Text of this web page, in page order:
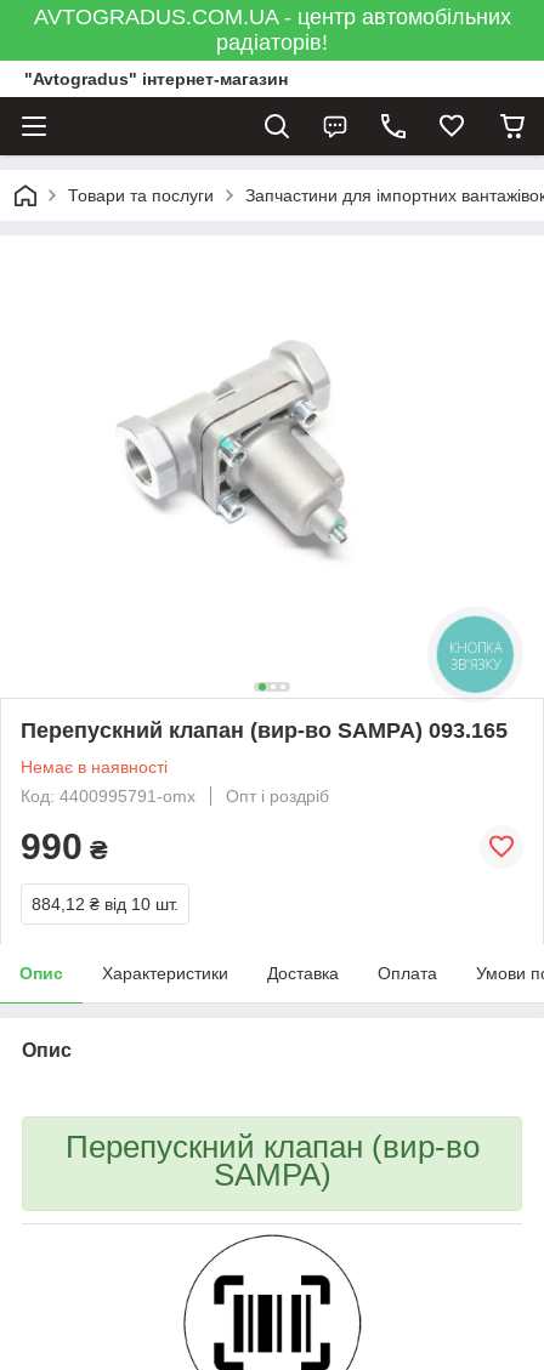
AVTOGRADUS.COM.UA - центр автомобільних
радіаторів!
"Avtogradus" інтернет-магазин
Товари та послуги Запчастини для імпортних
Перепускний клапан (вир-во SAMPA) 093.165
Немає в наявності
Код: 4400995791-omx
Опт і роздріб
990 ₴
884,12 ₴ від 10 шт.
Опис Характеристики Доставка Оплата Умови
Опис
Перепускний клапан (вир-во
SAMPA)
КНОПКА
ЗВ'ЯЗКУ